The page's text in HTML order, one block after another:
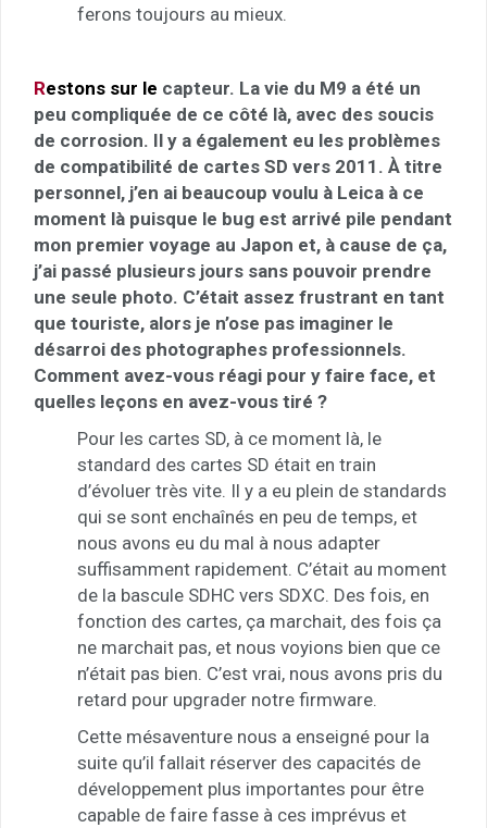
ferons toujours au mieux.
Restons sur le capteur. La vie du M9 a été un
peu compliquée de ce côté là, avec des soucis
de corrosion. Il y a également eu les problèmes
de compatibilité de cartes SD vers 2011. À titre
personnel, j’en ai beaucoup voulu à Leica à ce
moment là puisque le bug est arrivé pile pendant
mon premier voyage au Japon et, à cause de ça,
j’ai passé plusieurs jours sans pouvoir prendre
une seule photo. C’était assez frustrant en tant
que touriste, alors je n’ose pas imaginer le
désarroi des photographes professionnels.
Comment avez-vous réagi pour y faire face, et
quelles leçons en avez-vous tiré ?
Pour les cartes SD, à ce moment là, le
standard des cartes SD était en train
d’évoluer très vite. Il y a eu plein de standards
qui se sont enchaînés en peu de temps, et
nous avons eu du mal à nous adapter
suffisamment rapidement. C’était au moment
de la bascule SDHC vers SDXC. Des fois, en
fonction des cartes, ça marchait, des fois ça
ne marchait pas, et nous voyions bien que ce
n’était pas bien. C’est vrai, nous avons pris du
retard pour upgrader notre firmware.
Cette mésaventure nous a enseigné pour la
suite qu’il fallait réserver des capacités de
développement plus importantes pour être
capable de faire fasse à ces imprévus et